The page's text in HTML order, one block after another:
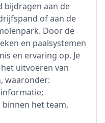
bijdragen aan de
of aan de
Door de
en paalsystemen
en ervaring op. Je
uitvoeren van
waaronder:
het team,